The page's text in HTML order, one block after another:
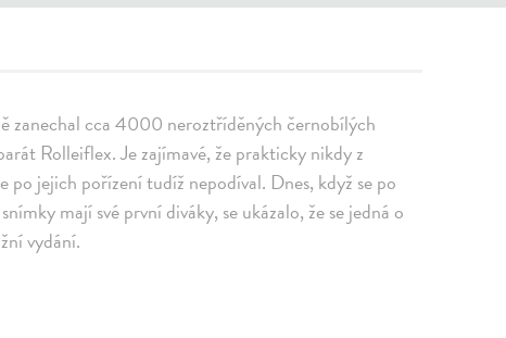
zanechal cca 4000 neroztříděných černobílých
Rolleiflex. Je zajímavé, že prakticky nikdy z
jejich pořízení tudíž nepodíval. Dnes, když se po
mají své první diváky, se ukázalo, že se jedná o
vydání.